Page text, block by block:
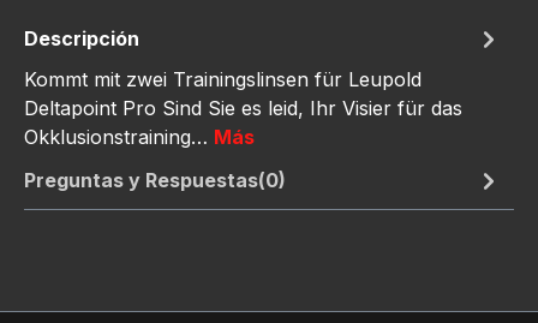
Descripción
Kommt mit zwei Trainingslinsen für Leupold
Deltapoint Pro Sind Sie es leid, Ihr Visier für das
Okklusionstraining… Más
Preguntas y Respuestas(0)